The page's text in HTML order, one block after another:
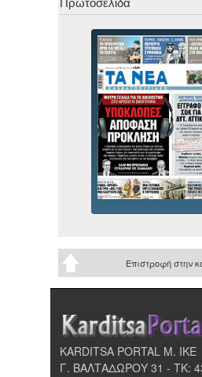
Πρωτοσέλιδα
Επιστροφή στην
KARDITSA PORTAL Μ. ΙΚΕ
Γ. ΒΑΛΤΑΔΩΡΟΥ 31 - ΤΚ: